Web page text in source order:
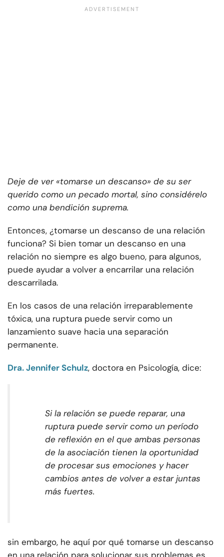
Deje de ver «tomarse un descanso» de su ser
querido como un pecado mortal, sino considérelo
como una bendición suprema.
Entonces, ¿tomarse un descanso de una relación
funciona? Si bien tomar un descanso en una
relación no siempre es algo bueno, para algunos,
puede ayudar a volver a encarrilar una relación
descarrilada.
En los casos de una relación irreparablemente
tóxica, una ruptura puede servir como un
lanzamiento suave hacia una separación
permanente.
Dra. Jennifer Schulz, doctora en Psicología, dice:
Si la relación se puede reparar, una
ruptura puede servir como un período
de reflexión en el que ambas personas
de la asociación tienen la oportunidad
de procesar sus emociones y hacer
cambios antes de volver a estar juntas
más fuertes.
sin embargo, he aquí por qué tomarse un descanso